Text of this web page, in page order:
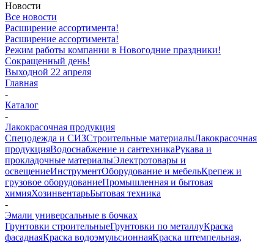
Новости
Все новости
Расширение ассортимента!
Расширение ассортимента!
Режим работы компании в Новогодние праздники!
Сокращенный день!
Выходной 22 апреля
Главная
-
Каталог
-
Лакокрасочная продукция
Спецодежда и СИЗСтроительные материалыЛакокрасочная
продукцияВодоснабжение и сантехникаРукава и
прокладочные материалыЭлектротовары и
освещениеИнструментОборудование и мебельКрепеж и
грузовое оборудованиеПромышленная и бытовая
химияХозинвентарьБытовая техника
-
Эмали универсальные в бочках
Грунтовки строительныеГрунтовки по металлуКраска
фасаднаяКраска водоэмульсионнаяКраска штемпельная,